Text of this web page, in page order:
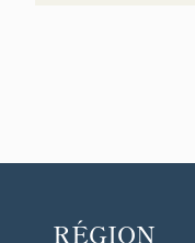
RÉGION